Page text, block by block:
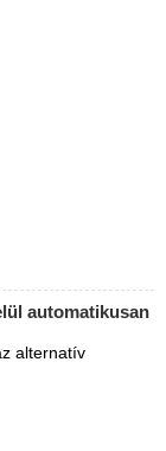
automatikusan
alternatív